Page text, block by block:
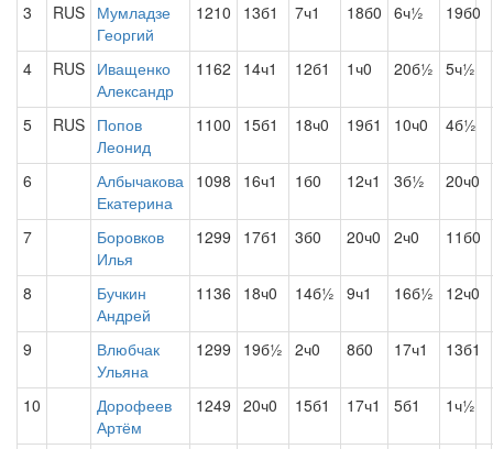
3 RUS Мумладзе
Георгий
1210 13б1 7ч1 18б0 6ч½ 19б0
4 RUS Иващенко
Александр
1162 14ч1 12б1 1ч0 20б½ 5ч½
5 RUS Попов
Леонид
1100 15б1 18ч0 19б1 10ч0 4б½
6
Албычакова
Екатерина
1098 16ч1 1б0 12ч1 3б½ 20ч0
7
Боровков
Илья
1299 17б1 3б0 20ч0 2ч0 11б0
8
Бучкин
Андрей
1136 18ч0 14б½ 9ч1 16б½ 12ч0
9
Влюбчак
Ульяна
1299 19б½ 2ч0 8б0 17ч1 13б1
10
Дорофеев
Артём
1249 20ч0 15б1 17ч1 5б1 1ч½